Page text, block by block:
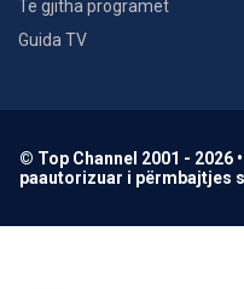
Të gjitha programet
Guida TV
© Top Channel 2001 - 2026
paautorizuar i përmbajtjes